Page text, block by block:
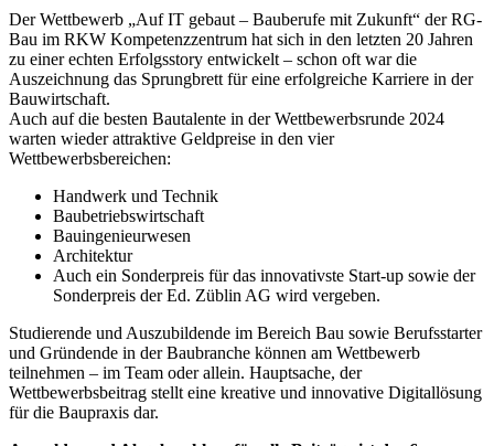
Der Wettbewerb „Auf IT gebaut – Bauberufe mit Zukunft“ der RG-
Bau im RKW Kompetenzzentrum hat sich in den letzten 20 Jahren
zu einer echten Erfolgsstory entwickelt – schon oft war die
Auszeichnung das Sprungbrett für eine erfolgreiche Karriere in der
Bauwirtschaft.
Auch auf die besten Bautalente in der Wettbewerbsrunde 2024
warten wieder attraktive Geldpreise in den vier
Wettbewerbsbereichen:
Handwerk und Technik
Baubetriebswirtschaft
Bauingenieurwesen
Architektur
Auch ein Sonderpreis für das innovativste Start-up sowie der
Sonderpreis der Ed. Züblin AG wird vergeben.
Studierende und Auszubildende im Bereich Bau sowie Berufsstarter
und Gründende in der Baubranche können am Wettbewerb
teilnehmen – im Team oder allein. Hauptsache, der
Wettbewerbsbeitrag stellt eine kreative und innovative Digitallösung
für die Baupraxis dar.